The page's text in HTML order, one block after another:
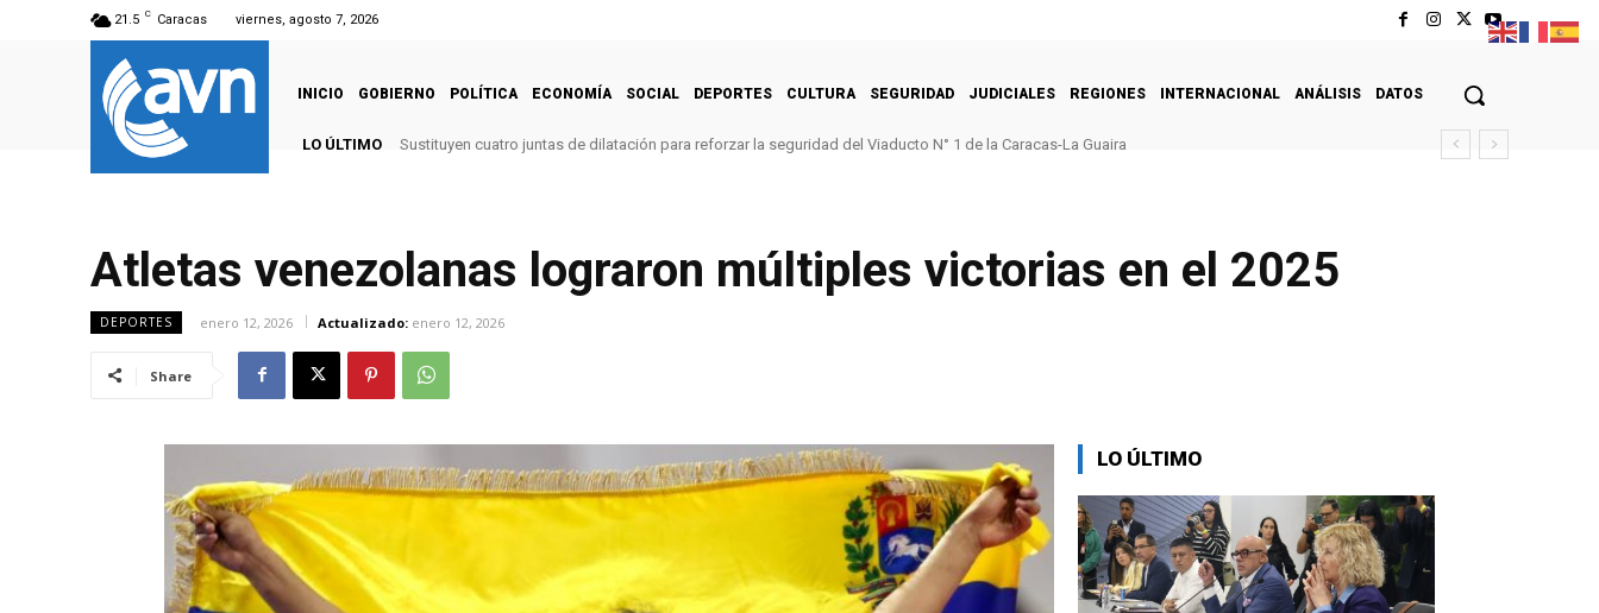
21.5 C Caracas viernes, agosto 7, 2026
INICIO GOBIERNO POLÍTICA ECONOMÍA SOCIAL DEPORTES CULTURA SEGURIDAD JUDICIALES REGIONES INTERNACIONAL ANÁLISIS DATOS
LO ÚLTIMO Sustituyen cuatro juntas de dilatación para reforzar la seguridad del Viaducto N° 1 de la Caracas-La Guaira
Atletas venezolanas lograron múltiples victorias en el 2025
DEPORTES enero 12, 2026 Actualizado: enero 12, 2026
Share
LO ÚLTIMO